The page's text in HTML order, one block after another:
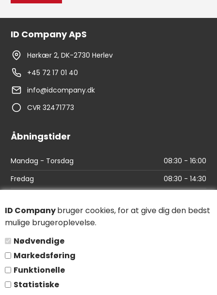
ID Companybruger cookies, for at give dig den bedst
mulige brugeroplevelse.
Nødvendige
Markedsføring
Funktionelle
Statistiske
ID Company ApS
Hørkær 2, DK-2730 Herlev
+45 72 17 01 40
info@idcompany.dk
CVR 32471773
Åbningstider
Mandag - Torsdag
08:30 - 16:00
Fredag
08:30 - 14:30
Find vej
Salgs- og leveringsbetingelser
Persondatapolitik
Følg os